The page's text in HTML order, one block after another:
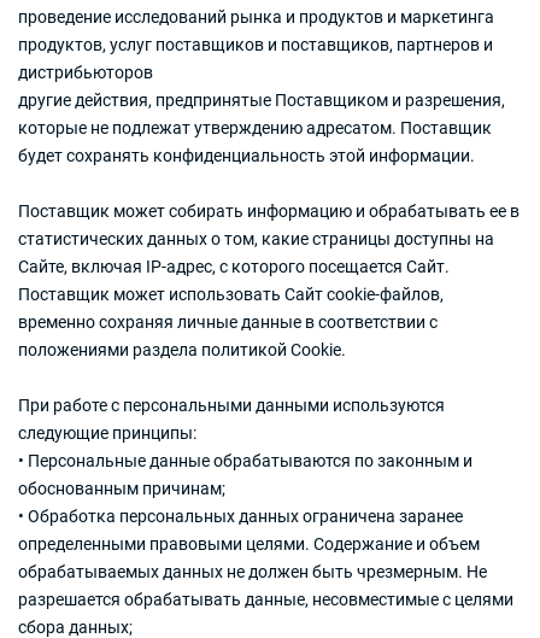
проведение исследований рынка и продуктов и маркетинга
продуктов, услуг поставщиков и поставщиков, партнеров и
дистрибьюторов
другие действия, предпринятые Поставщиком и разрешения,
которые не подлежат утверждению адресатом. Поставщик
будет сохранять конфиденциальность этой информации.
Поставщик может собирать информацию и обрабатывать ее в
статистических данных о том, какие страницы доступны на
Сайте, включая IP-адрес, с которого посещается Сайт.
Поставщик может использовать Сайт cookie-файлов,
временно сохраняя личные данные в соответствии с
положениями раздела политикой Cookie.
При работе с персональными данными используются
следующие принципы:
• Персональные данные обрабатываются по законным и
обоснованным причинам;
• Обработка персональных данных ограничена заранее
определенными правовыми целями. Содержание и объем
обрабатываемых данных не должен быть чрезмерным. Не
разрешается обрабатывать данные, несовместимые с целями
сбора данных;